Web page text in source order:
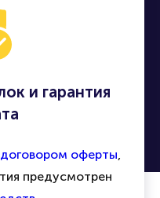
и гарантия
договором оферты,
предусмотрен